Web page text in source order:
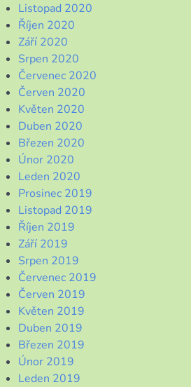
Listopad 2020
Říjen 2020
Září 2020
Srpen 2020
Červenec 2020
Červen 2020
Květen 2020
Duben 2020
Březen 2020
Únor 2020
Leden 2020
Prosinec 2019
Listopad 2019
Říjen 2019
Září 2019
Srpen 2019
Červenec 2019
Červen 2019
Květen 2019
Duben 2019
Březen 2019
Únor 2019
Leden 2019